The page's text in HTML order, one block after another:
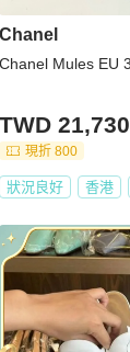
Chanel
Chanel Mules EU
TWD 21,730
現折 800
狀況良好 香港